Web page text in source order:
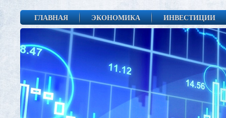
ГЛАВНАЯ ЭКОНОМИКА ИНВЕСТИЦИИ